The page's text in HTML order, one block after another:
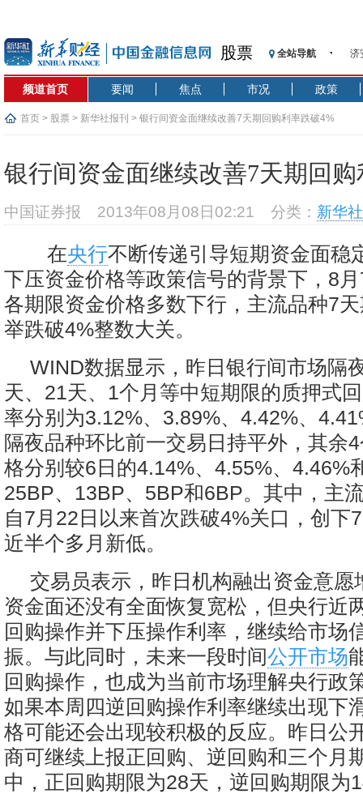
股票 全站导航
济
【
在
基
恒
频道首页 要闻 焦点 市况 政策
首页 > 股票 > 新华社报刊 > 银行间资金面继续改善7天期回购利率跌破4%
银行间资金面继续改善7天期回购
中国证券报 2013年08月08日02:21 分类： 新华
在央行不断传递引导短期资金面稳
下压资金价格等政策信号的背景下，8
各期限资金价格多数下行，主流品种7
举跌破4%整数大关。
WIND数据显示，昨日银行间市场隔
天、21天、1个月等中短期限的质押式
率分别为3.12%、3.89%、4.42%、
隔夜品种环比前一交易日持平外，其余
格分别较6日的4.14%、4.55%、4.46%
25BP、13BP、5BP和6BP。其中，主
自7月22日以来首次跌破4%关口，创下
近半个多月新低。
交易员表示，昨日机构融出资金意愿
资金面还没有全面恢复宽松，但央行近
回购操作并下压操作利率，继续给市场
振。与此同时，未来一段时间公开市场
回购操作，也成为当前市场理解央行政
如果本周四逆回购操作利率继续出现下
格可能还会出现较积极的反应。昨日公
商可继续上报正回购、逆回购和三个月
中，正回购期限为28天，逆回购期限为